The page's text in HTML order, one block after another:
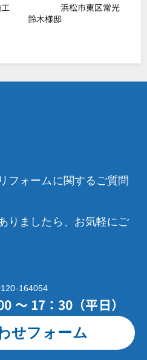
施工 浜松市東区常光
様邸
フォームに関するご質問
りましたら、お気軽にご
164054
～ 17：30（平日）
せフォーム